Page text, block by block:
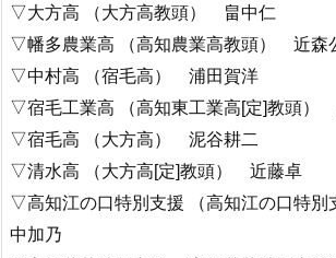
▽大方高 （大方高教頭） 畠中仁
▽幡多農業高 （高知農業高教頭） 近森
▽中村高 （宿毛高） 浦田賀洋
▽宿毛工業高 （高知東工業高[定]教頭）
▽宿毛高 （大方高） 泥谷耕二
▽清水高 （大方高[定]教頭） 近藤卓
▽高知江の口特別支援 （高知江の口特
中加乃